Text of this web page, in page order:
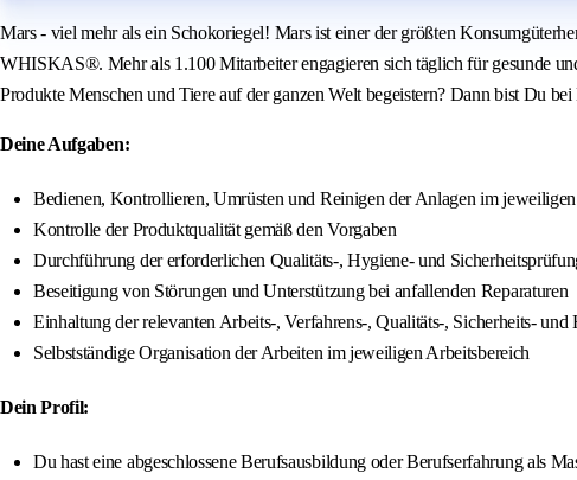
Mars - viel mehr als ein Schokoriegel! Mars ist einer der größten
WHISKAS®. Mehr als 1.100 Mitarbeiter engagieren sich täglich für gesunde
Produkte Menschen und Tiere auf der ganzen Welt begeistern? Dann bist Du
Deine Aufgaben:
Bedienen, Kontrollieren, Umrüsten und Reinigen der Anlagen im
Kontrolle der Produktqualität gemäß den Vorgaben
Durchführung der erforderlichen Qualitäts-, Hygiene- und
Beseitigung von Störungen und Unterstützung bei anfallenden Reparaturen
Einhaltung der relevanten Arbeits-, Verfahrens-, Qualitäts-, Sicherheits-
Selbstständige Organisation der Arbeiten im jeweiligen Arbeitsbereich
Dein Profil:
Du hast eine abgeschlossene Berufsausbildung oder Berufserfahrung als